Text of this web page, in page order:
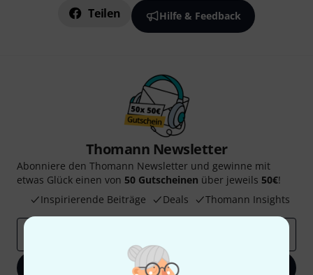
Teilen Hilfe & Feedback
Thomann Newsletter
Abonniere den Thomann Newsletter und gewinne mit
etwas Glück einen von 50 Gutscheinen über jeweils 50€!
Inspirierende Beiträge
Deals Thomann Insights
Jetzt anmelden